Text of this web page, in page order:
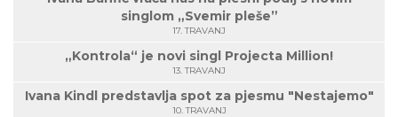
singlom „Svemir pleše”
17. TRAVANJ
„Kontrola“ je novi singl Projecta Million!
13. TRAVANJ
Ivana Kindl predstavlja spot za pjesmu "Nestajemo"
10. TRAVANJ